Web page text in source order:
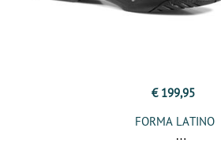
€ 199,95
FORMA LATINO